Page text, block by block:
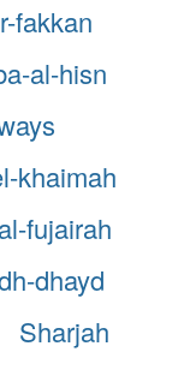
fakkan
al-hisn
khaimah
fujairah
dhayd
Sharjah